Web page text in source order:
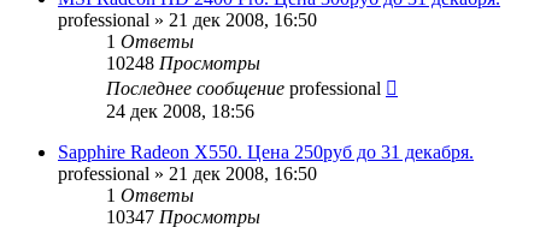
professional » 21 дек 2008, 16:50
1 Ответы
10248 Просмотры
Последнее сообщение professional
24 дек 2008, 18:56
Sapphire Radeon X550. Цена 250руб до 31 декабря.
professional » 21 дек 2008, 16:50
1 Ответы
10347 Просмотры